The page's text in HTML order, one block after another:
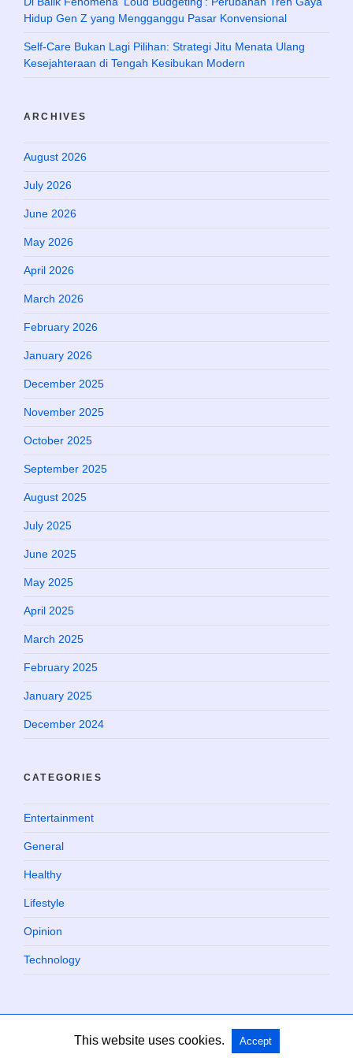
Hidup Gen Z yang Mengganggu Pasar Konvensional
Self-Care Bukan Lagi Pilihan: Strategi Jitu Menata Ulang
Kesejahteraan di Tengah Kesibukan Modern
ARCHIVES
August 2026
July 2026
June 2026
May 2026
April 2026
March 2026
February 2026
January 2026
December 2025
November 2025
October 2025
September 2025
August 2025
July 2025
June 2025
May 2025
April 2025
March 2025
February 2025
January 2025
December 2024
CATEGORIES
Entertainment
General
Healthy
Lifestyle
Opinion
Technology
Copyright @ 2026 Chaville Blog All Rights Reserved
This website uses cookies. Accept